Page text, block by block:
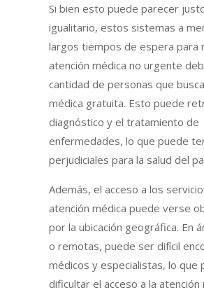
Si bien esto puede parecer
igualitario, estos sistemas a
largos tiempos de espera para
atención médica no urgente
cantidad de personas que
médica gratuita. Esto puede
diagnóstico y el tratamiento de
enfermedades, lo que puede
perjudiciales para la salud del
Además, el acceso a los
atención médica puede verse
por la ubicación geográfica. En
o remotas, puede ser difícil
médicos y especialistas, lo que
dificultar el acceso a la atención